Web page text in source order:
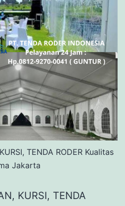
TENDA RODER Kualitas
Jakarta
KURSI, TENDA